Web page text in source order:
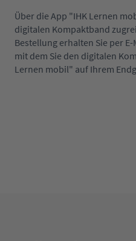
Über die App "IHK Lernen
digitalen Kompaktband
Bestellung erhalten Sie per
mit dem Sie den digitalen
Lernen mobil" auf Ihrem